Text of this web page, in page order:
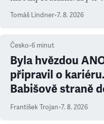
prioritu
Tomáš Lindner•7. 8. 2026
Česko•6 minut
Byla hvězdou
připravil o
Babišově straně
František Trojan•7. 8. 2026